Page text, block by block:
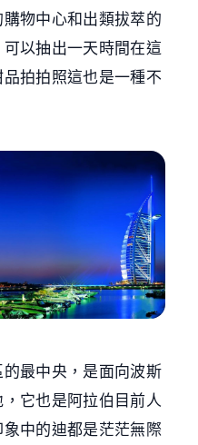
物中心和出類拔萃的
以抽出一天時間在這
拍拍照這也是一種不
最中央，是面向波斯
它也是阿拉伯目前人
中的迪都是茫茫無際